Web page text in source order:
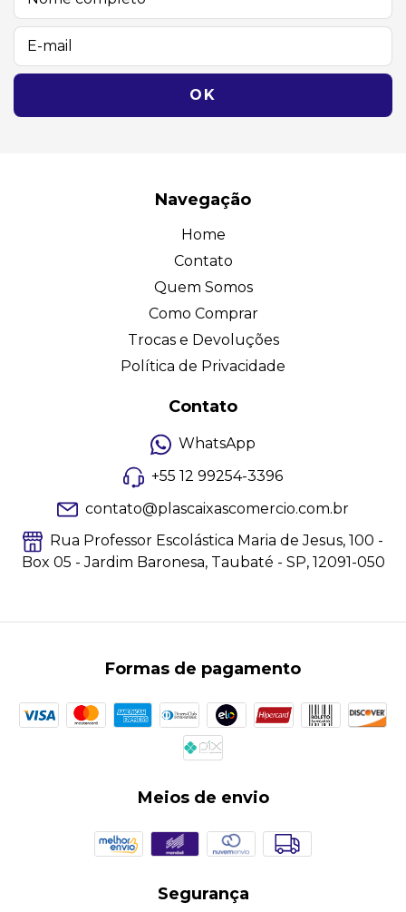
Navegação
Home
Contato
Quem Somos
Como Comprar
Trocas e Devoluções
Política de Privacidade
Contato
WhatsApp
+55 12 99254-3396
contato@plascaixascomercio.com.br
Rua Professor Escolástica Maria de Jesus, 100 -
Box 05 - Jardim Baronesa, Taubaté - SP, 12091-050
Formas de pagamento
Meios de envio
Segurança